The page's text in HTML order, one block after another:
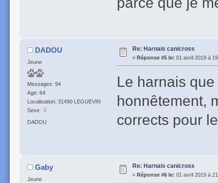
DADOU
Jeune
Messages: 94
Age: 64
Localisation: 31490 LEGUEVIN
Sexe:
DADOU
Re: Harnais canicross
« Réponse #5 le: 01 avril 2019 à
Le harnais
honnêtement,
corrects pour
Gaby
Jeune
Re: Harnais canicross
« Réponse #6 le: 01 avril 2019 à